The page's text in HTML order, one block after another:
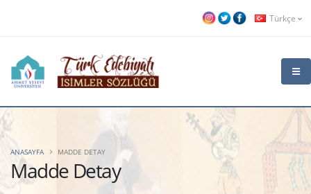
Türkçe
Madde Detay
ANASAYFA MADDE DETAY